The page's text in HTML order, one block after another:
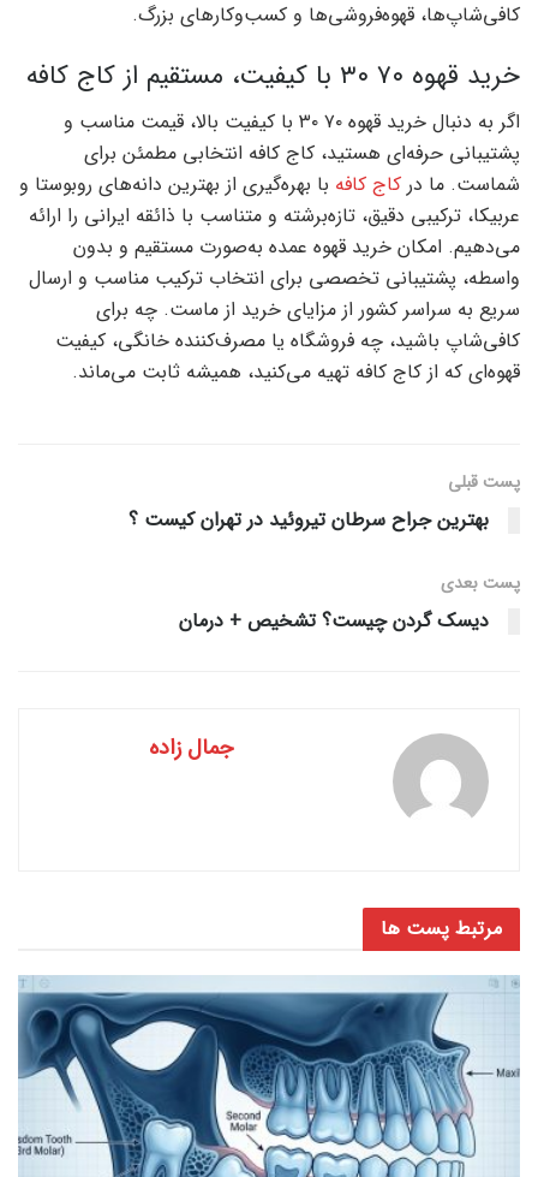
کافی‌شاپ‌ها، قهوه‌فروشی‌ها و کسب‌وکارهای بزرگ.
خرید قهوه ۷۰ ۳۰ با کیفیت، مستقیم از کاج کافه
اگر به دنبال خرید قهوه ۷۰ ۳۰ با کیفیت بالا، قیمت مناسب و
پشتیبانی حرفه‌ای هستید، کاج کافه انتخابی مطمئن برای
شماست. ما در کاج کافه با بهره‌گیری از بهترین دانه‌های روبوستا و
عربیکا، ترکیبی دقیق، تازه‌برشته و متناسب با ذائقه ایرانی را ارائه
می‌دهیم. امکان خرید قهوه عمده به‌صورت مستقیم و بدون
واسطه، پشتیبانی تخصصی برای انتخاب ترکیب مناسب و ارسال
سریع به سراسر کشور از مزایای خرید از ماست. چه برای
کافی‌شاپ باشید، چه فروشگاه یا مصرف‌کننده خانگی، کیفیت
قهوه‌ای که از کاج کافه تهیه می‌کنید، همیشه ثابت می‌ماند.
پست قبلی
بهترین جراح سرطان تیروئید در تهران کیست ؟
پست‌ بعدی
دیسک گردن چیست؟ تشخیص + درمان
جمال زاده
مرتبط پست ها